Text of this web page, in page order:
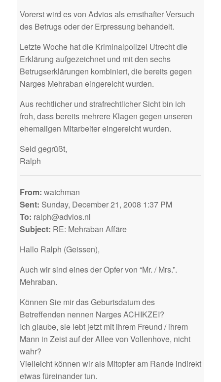
Vorerst wird es von Advios als ernsthafter Versuch
des Betrugs oder der Erpressung behandelt.
Letzte Woche hat die Kriminalpolizei Utrecht die
Erklärung aufgezeichnet und mit den sechs
Betrugserklärungen kombiniert, die bereits gegen
Narges Mehraban eingereicht wurden.
Aus rechtlicher und strafrechtlicher Sicht bin ich
froh, dass bereits mehrere Klagen gegen unseren
ehemaligen Mitarbeiter eingereicht wurden.
Seid gegrüßt,
Ralph
From: watchman
Sent: Sunday, December 21, 2008 1:37 PM
To: ralph@advios.nl
Subject: RE: Mehraban Affäre
Hallo Ralph (Geissen),
Auch wir sind eines der Opfer von “Mr. / Mrs.”.
Mehraban.
Können Sie mir das Geburtsdatum des
Betreffenden nennen Narges ACHIKZEI?
Ich glaube, sie lebt jetzt mit ihrem Freund / ihrem
Mann in Zeist auf der Allee von Vollenhove, nicht
wahr?
Vielleicht können wir als Mitopfer am Rande indirekt
etwas füreinander tun.